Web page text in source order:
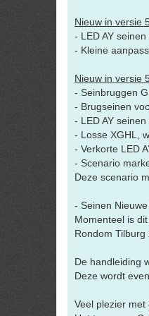
Nieuw in versie
- LED AY seinen
- Kleine
Nieuw in versie
- Seinbruggen
- Brugseinen
- LED AY
- Losse XGHL,
- Verkorte LED
- Scenario
Deze scenario
- Seinen
Momenteel is
Rondom
De handleiding
Deze wordt
Veel plezier